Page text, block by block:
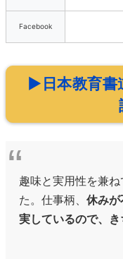
Facebook
▶日本教育書
趣味と実用性を兼
た。仕事柄、 休み
実しているので、き